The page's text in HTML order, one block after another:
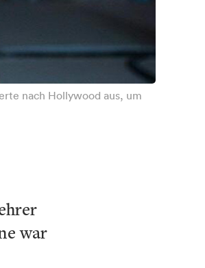
nach Hollywood aus, um
war